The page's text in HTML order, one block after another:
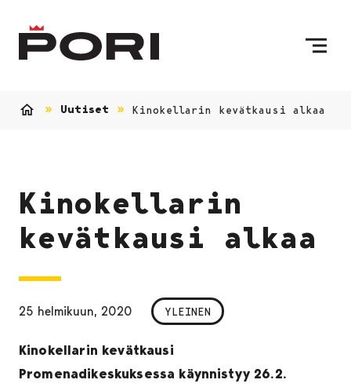
Uutiset Kinokellarin kevätkausi alkaa
Kinokellarin
kevätkausi alkaa
25 helmikuun, 2020 YLEINEN
Kinokellarin kevätkausi
Promenadikeskuksessa käynnistyy 26.2.